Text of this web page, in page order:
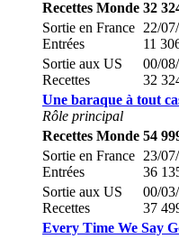
Recettes Monde 32
Sortie en France
Entrées
22/
11
Sortie aux US
Recettes
00/
32
Une baraque à tout
Rôle principal
Recettes Monde 54
Sortie en France
Entrées
23/
36
Sortie aux US
Recettes
00/
37
Every Time We Say